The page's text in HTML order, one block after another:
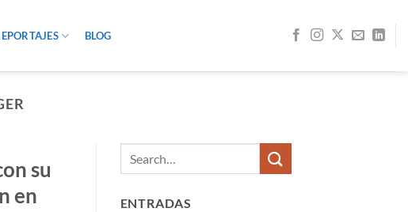
BLOG
su
en
ENTRADAS